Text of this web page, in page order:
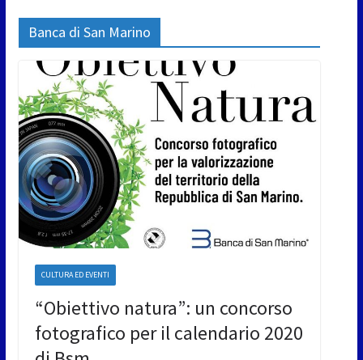
Banca di San Marino
CULTURA ED EVENTI
“Obiettivo natura”: un concorso
fotografico per il calendario 2020